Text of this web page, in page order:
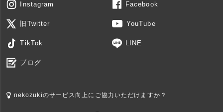
Instagram Facebook
旧Twitter YouTube
TikTok LINE
ブログ
nekozukiのサービス向上にご協力いただけますか？